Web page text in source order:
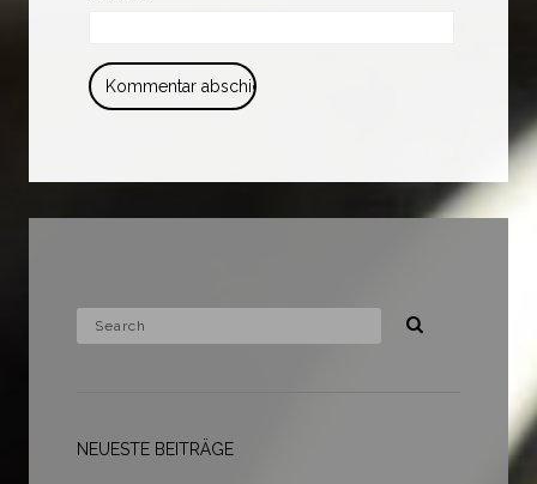
NEUESTE BEITRÄGE